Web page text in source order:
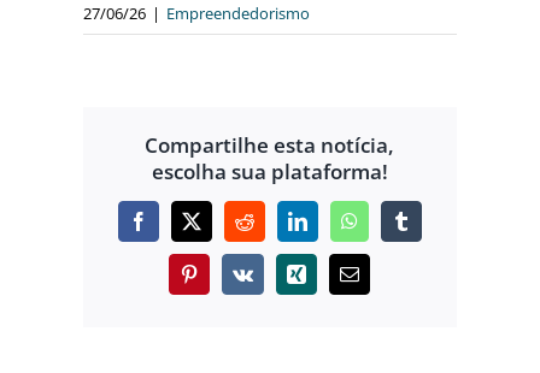
27/06/26 | Empreendedorismo
Compartilhe esta notícia,
escolha sua plataforma!
Facebook
X RedditLinkedInWhatsAppTumblr
Pinterest
Vk Xing
E-